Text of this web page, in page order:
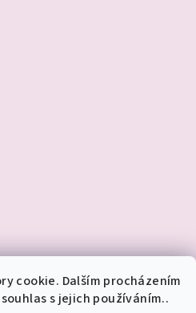
cookie. Dalším procházením
s jejich používáním..